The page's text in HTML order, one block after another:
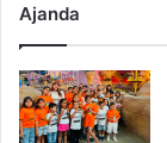
Ajanda